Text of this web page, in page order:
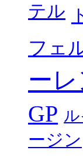
テル
フェ
ーレ
GP
ージン